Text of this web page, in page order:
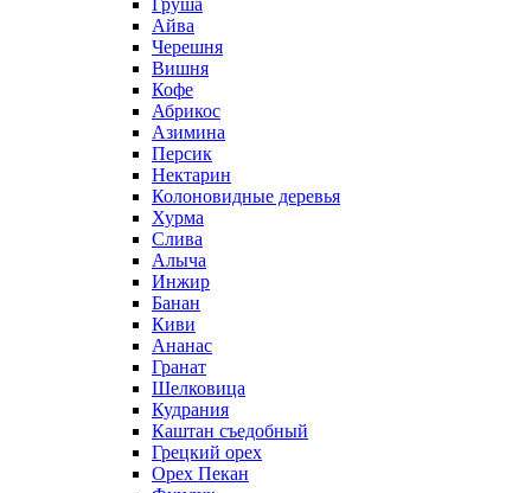
Груша
Айва
Черешня
Вишня
Кофе
Абрикос
Азимина
Персик
Нектарин
Колоновидные деревья
Хурма
Слива
Алыча
Инжир
Банан
Киви
Ананас
Гранат
Шелковица
Кудрания
Каштан съедобный
Грецкий орех
Орех Пекан